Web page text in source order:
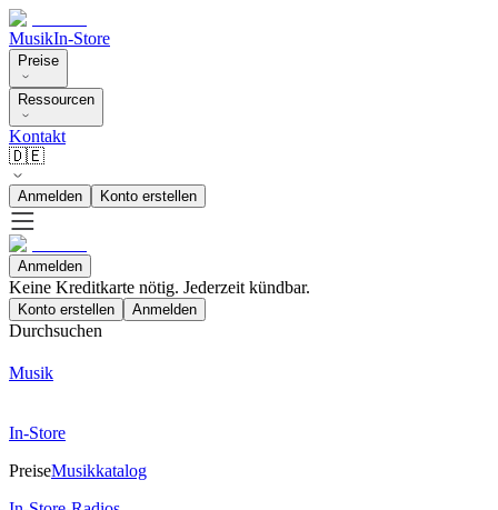
MusikIn-Store
Preise
Ressourcen
Kontakt
🇩🇪
Anmelden Konto erstellen
Anmelden
Keine Kreditkarte nötig. Jederzeit kündbar.
Konto erstellen Anmelden
Durchsuchen
Musik
In-Store
PreiseMusikkatalog